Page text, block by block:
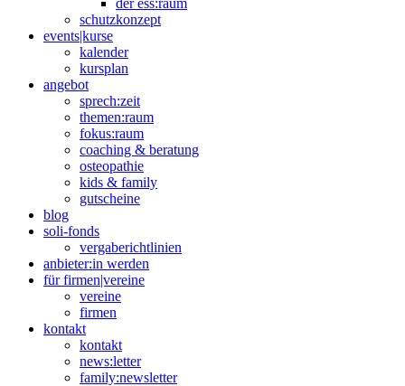
der ess:raum
schutzkonzept
events|kurse
kalender
kursplan
angebot
sprech:zeit
themen:raum
fokus:raum
coaching & beratung
osteopathie
kids & family
gutscheine
blog
soli-fonds
vergaberichtlinien
anbieter:in werden
für firmen|vereine
vereine
firmen
kontakt
kontakt
news:letter
family:newsletter